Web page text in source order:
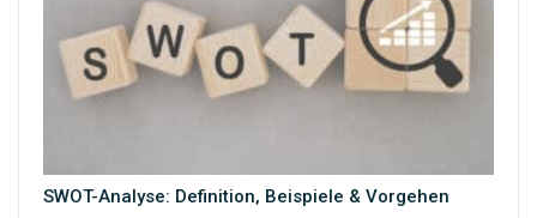
SWOT-Analyse: Definition, Beispiele & Vorgehen